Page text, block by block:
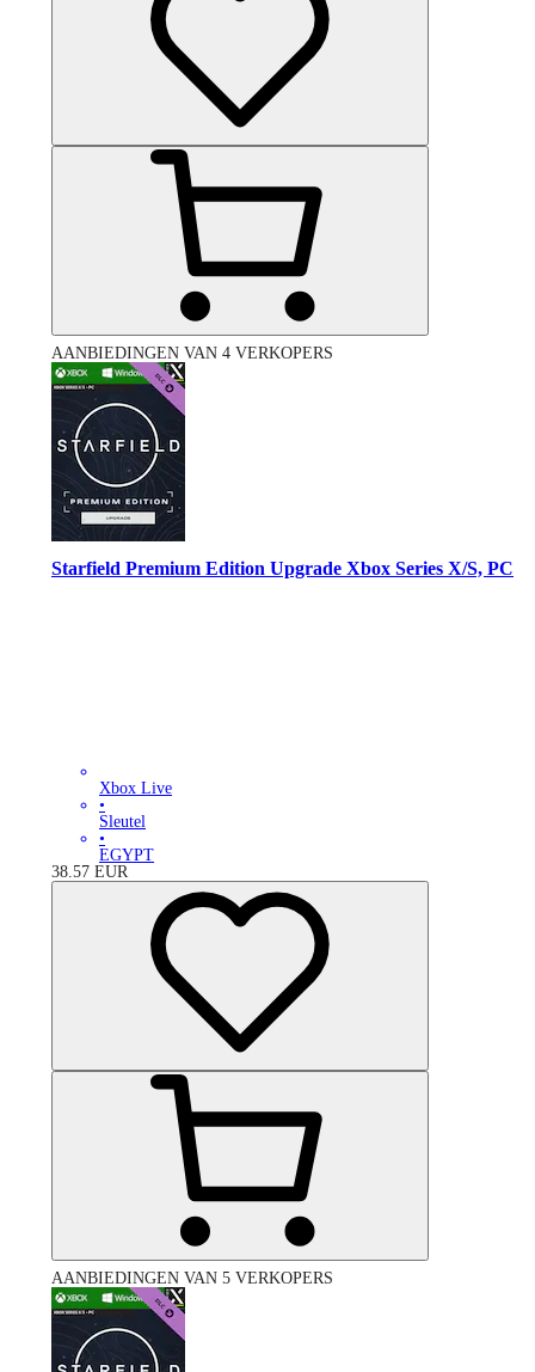
AANBIEDINGEN VAN 4 VERKOPERS
Starfield Premium Edition Upgrade Xbox Series X/S, PC
Xbox Live
•
Sleutel
•
EGYPT
38.57 EUR
AANBIEDINGEN VAN 5 VERKOPERS